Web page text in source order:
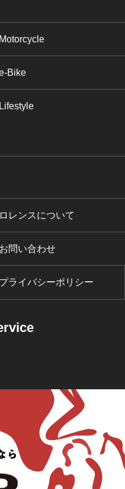
Motorcycle
Bike
Lifestyle
ロレンスについて
お問い合わせ
プライバシーポリシー